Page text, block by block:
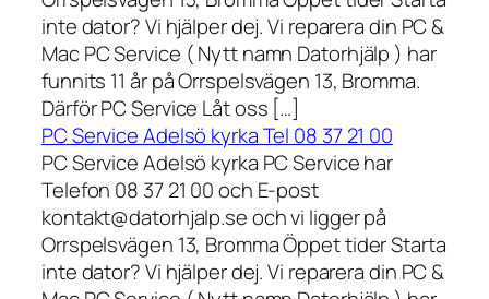
inte dator? Vi hjälper dej. Vi reparera din PC &
Mac PC Service ( Nytt namn Datorhjälp ) har
funnits 11 år på Orrspelsvägen 13, Bromma.
Därför PC Service Låt oss […]
PC Service Adelsö kyrka Tel 08 37 21 00
PC Service Adelsö kyrka PC Service har
Telefon 08 37 21 00 och E-post
kontakt@datorhjalp.se och vi ligger på
Orrspelsvägen 13, Bromma Öppet tider Starta
inte dator? Vi hjälper dej. Vi reparera din PC &